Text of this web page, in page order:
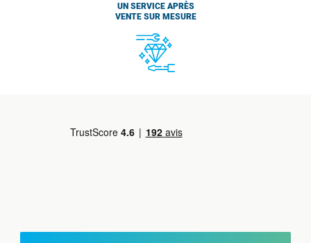
UN SERVICE APRÈS
VENTE SUR MESURE